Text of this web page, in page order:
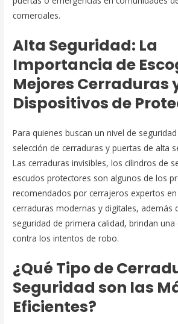
comerciales.
Alta Seguridad: La
Importancia de
Mejores Cerraduras
Dispositivos de
Para quienes buscan un nivel de
selección de cerraduras y puertas de alta
Las cerraduras invisibles, los cilindros de
escudos protectores son algunos de los
recomendados por cerrajeros expertos en
cerraduras modernas y digitales, además
seguridad de primera calidad, brindan una
contra los intentos de robo.
¿Qué Tipo de
Seguridad son las
Eficientes?